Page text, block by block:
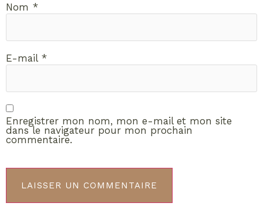
Nom *
E-mail *
Enregistrer mon nom, mon e-mail et mon site
dans le navigateur pour mon prochain
commentaire.